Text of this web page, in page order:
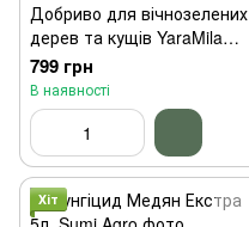
Добриво для вічнозелених
дерев та кущів YaraMila
(Яра Міла) Весна-Літо 3 кг
799 грн
В наявності
Хіт